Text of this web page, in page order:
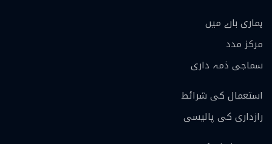
ہماری بارے ميں
مرکز مدد
سماجی ذمہ داری
استعمال کی شرائط
رازداری کی پالیسی